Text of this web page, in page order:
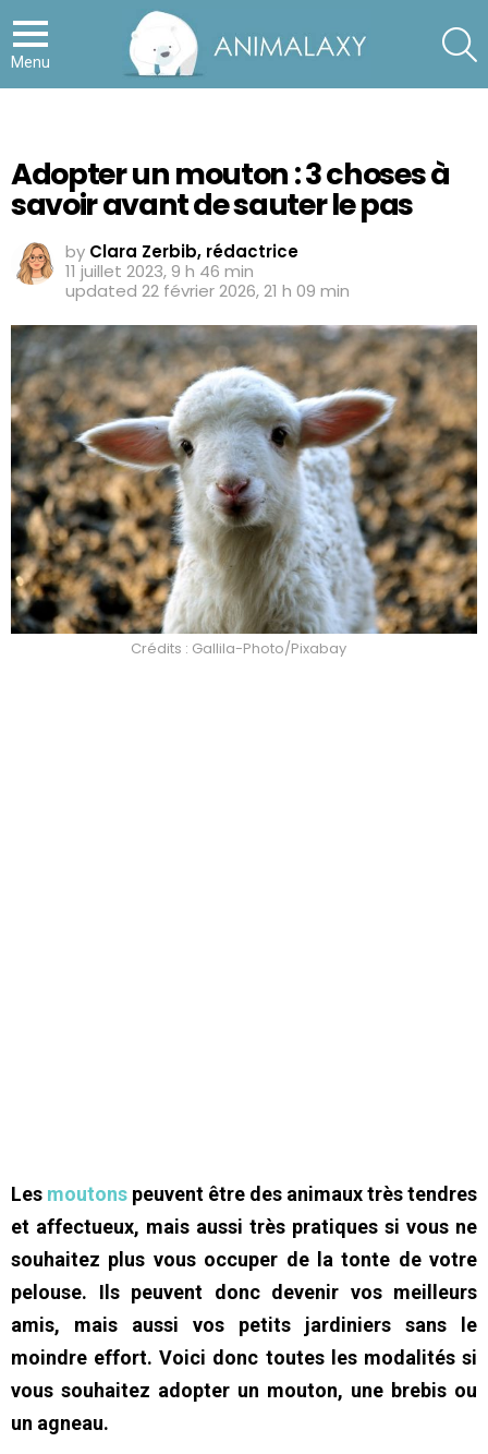
Menu
Adopter un mouton : 3 choses à
savoir avant de sauter le pas
by Clara Zerbib, rédactrice
11 juillet 2023, 9 h 46 min
updated 22 février 2026, 21 h 09 min
Crédits : Gallila-Photo/Pixabay
Les moutons peuvent être des animaux très tendres
et affectueux, mais aussi très pratiques si vous ne
souhaitez plus vous occuper de la tonte de votre
pelouse. Ils peuvent donc devenir vos meilleurs
amis, mais aussi vos petits jardiniers sans le
moindre effort. Voici donc toutes les modalités si
vous souhaitez adopter un mouton, une brebis ou
un agneau.